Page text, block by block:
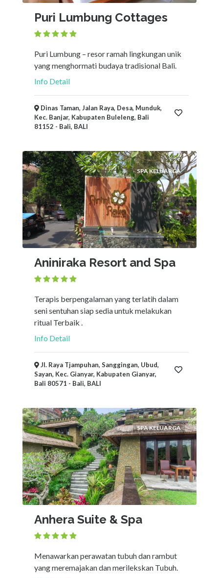
Puri Lumbung Cottages
Puri Lumbung – resor ramah lingkungan unik
yang menghormati budaya tradisional Bali.
Info Detail
Dinas Taman, Jalan Raya, Desa, Munduk,
Kec. Banjar, Kabupaten Buleleng, Bali
81152 - Bali, BALI
SPA KELUARGA
Aniniraka Resort and Spa
Terapis berpengalaman yang terlatih dalam
seni sentuhan siap sedia untuk melakukan
ritual Terbaik .
Info Detail
Jl. Raya Tjampuhan, Sanggingan, Ubud,
Sayan, Kec. Gianyar, Kabupaten Gianyar,
Bali 80571 - Bali, BALI
SPA KELUARGA
Anhera Suite & Spa
Menawarkan perawatan tubuh dan rambut
yang meremajakan dan merilekskan Tubuh.